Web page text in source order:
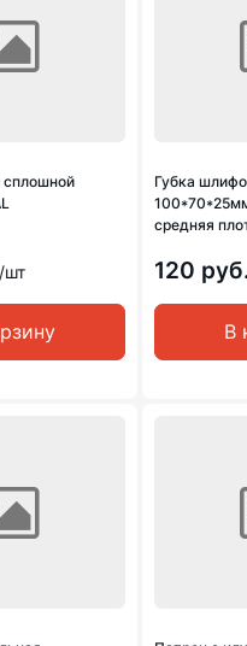
/шт
Губка
средняя
120
В